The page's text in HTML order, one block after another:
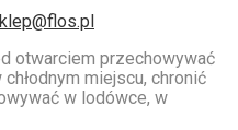
otwarciem przechowywać
miejscu, chronić
w lodówce, w